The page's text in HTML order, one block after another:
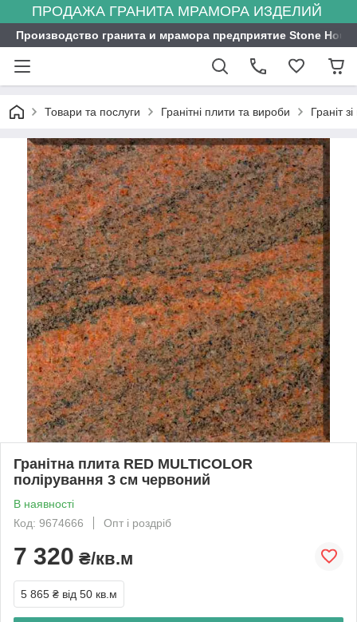
ПРОДАЖА ГРАНИТА МРАМОРА ИЗДЕЛИЙ
Производство гранита и мрамора предприятие Stone
Товари та послуги Гранітні плити та вироби Граніт
Гранітна плита RED MULTICOLOR
полірування 3 см червоний
В наявності
Код: 9674666
Опт і роздріб
7 320 ₴/кв.м
5 865 ₴ від 50 кв.м